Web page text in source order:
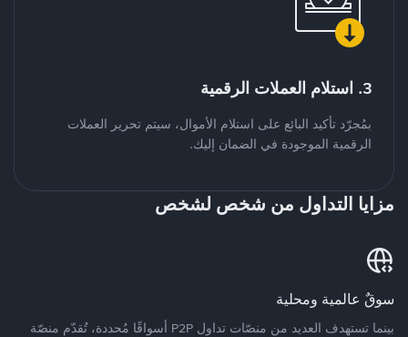
3. استلام العملات الرقمية
بمُجرّد تأكيد البائع على استلام الأموال، سيتم تحرير العملات
الرقمية الموجودة في الضمان إليك.
مزايا التداول من شخص لشخص
سوقٌ عالمية ومحلية
بينما تستهدف العديد من منصّات تداول P2P أسواقًا مُحددة، تُقدّم منصّة